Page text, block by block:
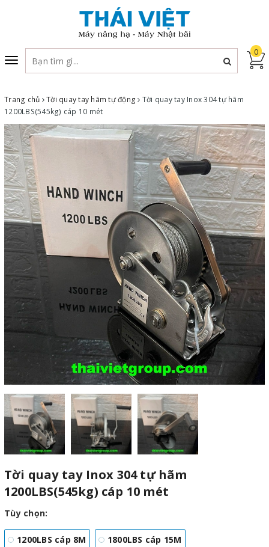
Toggle
navigation
0
Trang chủ Tời quay tay hãm tự động
Tời quay tay Inox 304 tự hãm
1200LBS(545kg) cáp 10 mét
Tời quay tay Inox 304 tự hãm
1200LBS(545kg) cáp 10 mét
Tùy chọn:
1200LBS cáp 8M
1800LBS cáp 15M